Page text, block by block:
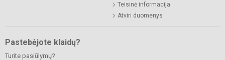
Teisinė informacija
Atviri duomenys
Pastebėjote klaidų?
Turite pasiūlymų?